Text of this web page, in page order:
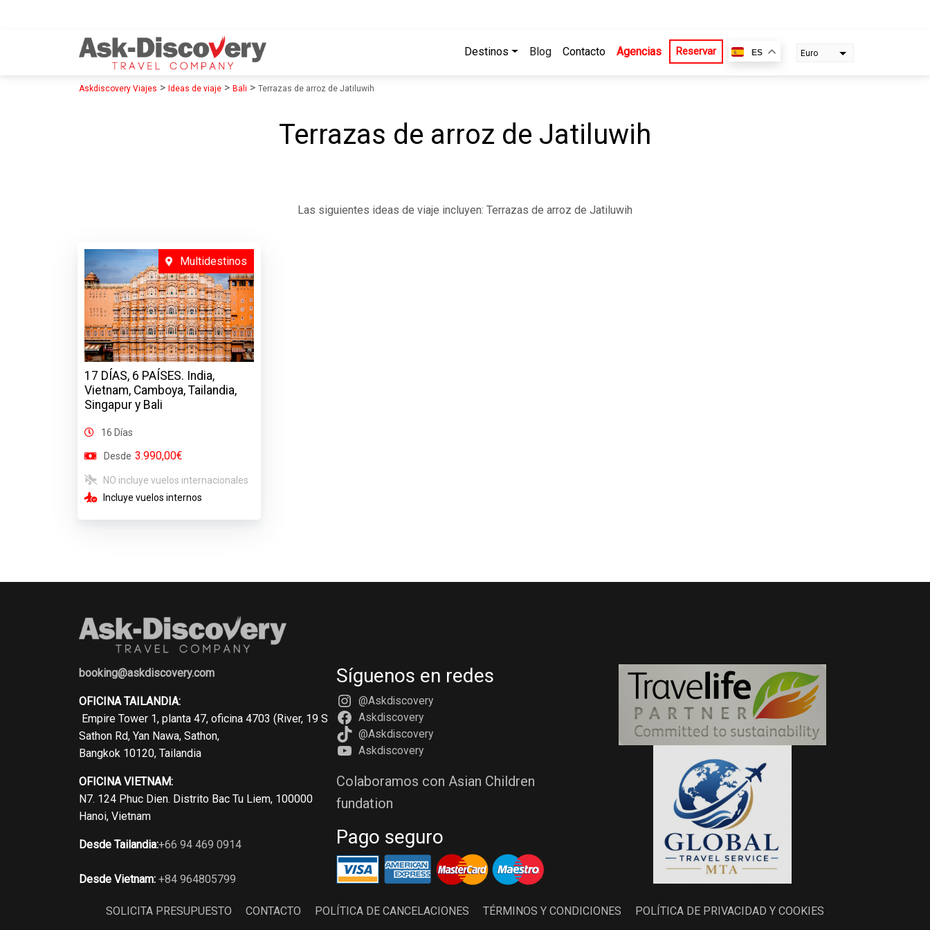
Destinos Blog Contacto Agencias Reservar ES
Euro
Askdiscovery Viajes > Ideas de viaje > Bali > Terrazas de arroz de Jatiluwih
Terrazas de arroz de Jatiluwih
Las siguientes ideas de viaje incluyen: Terrazas de arroz de Jatiluwih
17 DÍAS, 6 PAÍSES. India,
Vietnam, Camboya, Tailandia,
Singapur y Bali
16 Días
Desde 3.990,00€
NO incluye vuelos internacionales
Incluye vuelos internos
Multidestinos
booking@askdiscovery.com
OFICINA TAILANDIA:
Empire Tower 1, planta 47, oficina 4703 (River, 19 S
Sathon Rd, Yan Nawa, Sathon,
Bangkok 10120, Tailandia
OFICINA VIETNAM:
N7. 124 Phuc Dien. Distrito Bac Tu Liem, 100000
Hanoi, Vietnam
Desde Tailandia:+66 94 469 0914
Desde Vietnam: +84 964805799
Síguenos en redes
@Askdiscovery
Askdiscovery
@Askdiscovery
Askdiscovery
Colaboramos con Asian Children
fundation
Pago seguro
SOLICITA PRESUPUESTO CONTACTO POLÍTICA DE CANCELACIONES TÉRMINOS Y CONDICIONES POLÍTICA DE PRIVACIDAD Y COOKIES